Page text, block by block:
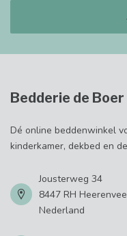
Bedderie de Boer
Dé online beddenwinkel
kinderkamer, dekbed en
Jousterweg 34
8447 RH
Nederland